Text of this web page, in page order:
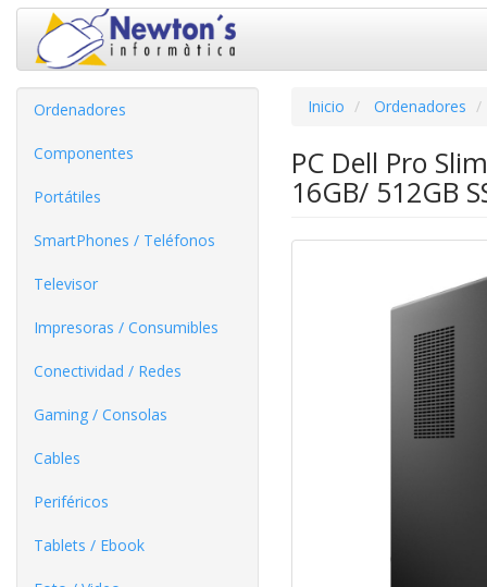
Ordenadores
Componentes
Portátiles
SmartPhones / Teléfonos
Televisor
Impresoras / Consumibles
Conectividad / Redes
Gaming / Consolas
Cables
Periféricos
Tablets / Ebook
Inicio Ordenadores
PC Dell Pro
16GB/ 512GB